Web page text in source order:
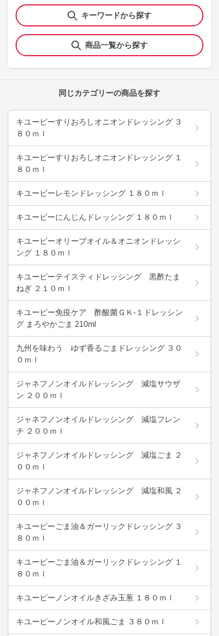
キーワードから探す
商品一覧から探す
同じカテゴリーの商品を探す
キユーピーすりおろしオニオンドレッシング ３
８０ｍｌ
キユーピーすりおろしオニオンドレッシング １
８０ｍｌ
キユーピーレモンドレッシング １８０ｍｌ
キユーピーにんじんドレッシング １８０ｍｌ
キユーピーオリーブオイル＆オニオンドレッシ
ング １８０ｍｌ
キユーピーテイスティドレッシング 黒酢たま
ねぎ ２１０ｍｌ
キユーピー免疫ケア 酢酸菌ＧＫ-１ドレッシン
グ まろやかごま 210ml
九州を味わう ゆず香るごまドレッシング ３０
０ｍｌ
ジャネフノンオイルドレッシング 減塩サウザ
ン ２００ｍｌ
ジャネフノンオイルドレッシング 減塩フレン
チ ２００ｍｌ
ジャネフノンオイルドレッシング 減塩ごま ２
００ｍｌ
ジャネフノンオイルドレッシング 減塩和風 ２
００ｍｌ
キユーピーごま油＆ガーリックドレッシング ３
８０ｍｌ
キユーピーごま油＆ガーリックドレッシング １
８０ｍｌ
キユーピーノンオイルきざみ玉葱 １８０ｍｌ
キユーピーノンオイル和風ごま ３８０ｍｌ